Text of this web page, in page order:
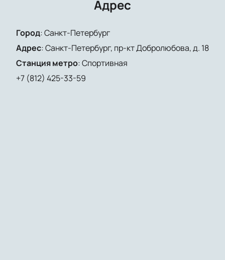
Адрес
Город:Санкт-Петербург
Адрес:Санкт-Петербург, пр-кт Добролюбова, д. 18
Станция метро:Спортивная
+7 (812) 425-33-59